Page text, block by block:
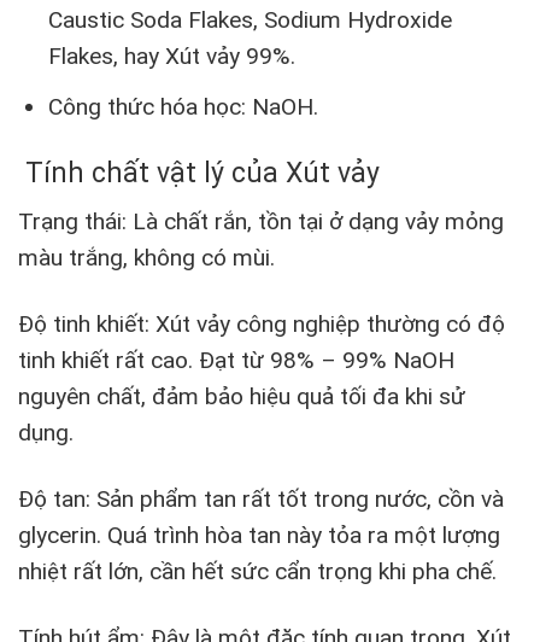
Caustic Soda Flakes, Sodium Hydroxide
Flakes, hay Xút vảy 99%.
Công thức hóa học: NaOH.
Tính chất vật lý của Xút vảy
Trạng thái: Là chất rắn, tồn tại ở dạng vảy mỏng
màu trắng, không có mùi.
Độ tinh khiết: Xút vảy công nghiệp thường có độ
tinh khiết rất cao. Đạt từ 98% – 99% NaOH
nguyên chất, đảm bảo hiệu quả tối đa khi sử
dụng.
Độ tan: Sản phẩm tan rất tốt trong nước, cồn và
glycerin. Quá trình hòa tan này tỏa ra một lượng
nhiệt rất lớn, cần hết sức cẩn trọng khi pha chế.